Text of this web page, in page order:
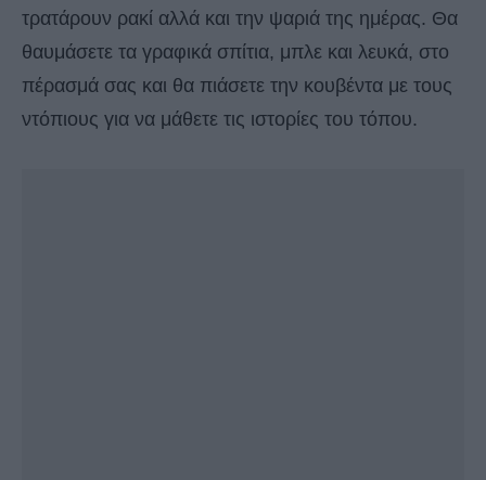
τρατάρουν ρακί αλλά και την ψαριά της ημέρας. Θα
θαυμάσετε τα γραφικά σπίτια, μπλε και λευκά, στο
πέρασμά σας και θα πιάσετε την κουβέντα με τους
ντόπιους για να μάθετε τις ιστορίες του τόπου.